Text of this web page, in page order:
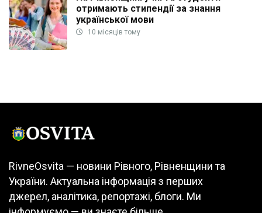
отримають стипендії за знання
української мови
10 місяців тому
RivneOsvita — новини Рівного, Рівненщини та
України. Актуальна інформація з перших
джерел, аналітика, репортажі, блоги. Ми